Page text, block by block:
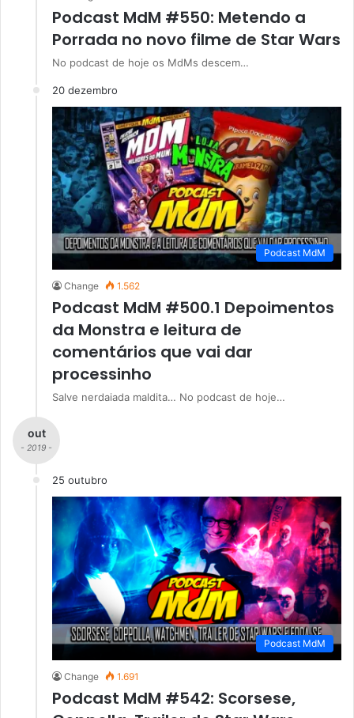
Podcast MdM #550: Metendo a
Porrada no novo filme de Star Wars
No podcast de hoje os MdMs descem…
20 dezembro
Podcast MdM
Change 1.562
Podcast MdM #500.1 Depoimentos
da Monstra e leitura de
comentários que vai dar
processinho
Salve nerdaiada maldita… No podcast de hoje…
out
- 2019 -
25 outubro
Podcast MdM
Change 1.691
Podcast MdM #542: Scorsese,